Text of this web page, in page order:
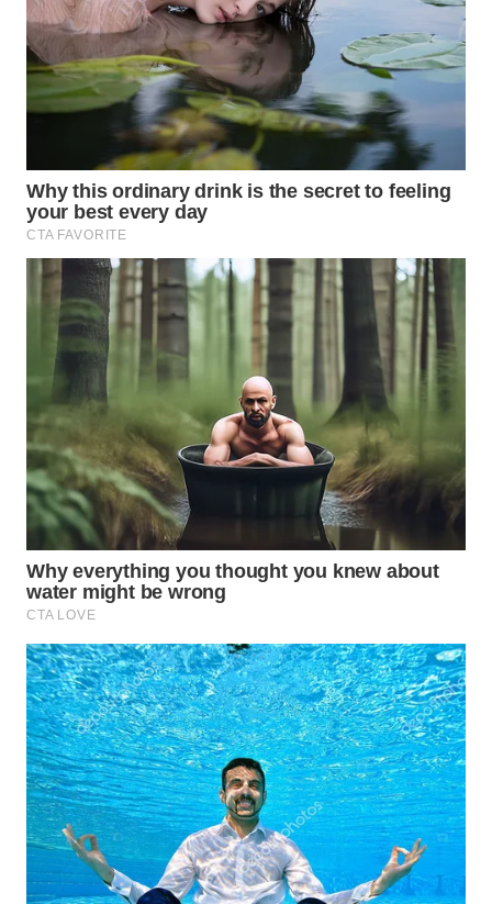
WN
CIANJUR
WN
WN
TANGERANG
WN
BINJAI
CIREBON
WN
INDRAMAYU
WN
KUNINGAN
WN
WN
SUBANG
WN
SUKABUMI
WN
PURWAKARTA